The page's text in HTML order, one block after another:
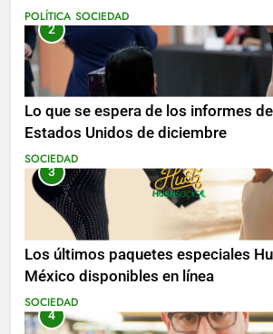
mientras se realizan arrestos
POLÍTICA SOCIEDAD
2
Lo que se espera de los informes
Estados Unidos de diciembre
SOCIEDAD
3
Los últimos paquetes especiales
México disponibles en línea
SOCIEDAD
4